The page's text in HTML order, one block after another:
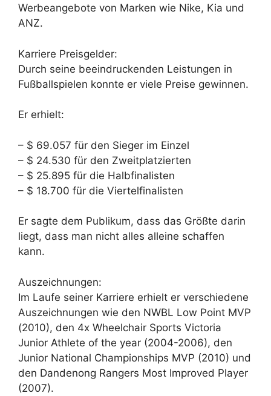
Werbeangebote von Marken wie Nike, Kia und
ANZ.
Karriere Preisgelder:
Durch seine beeindruckenden Leistungen in
Fußballspielen konnte er viele Preise gewinnen.
Er erhielt:
– $ 69.057 für den Sieger im Einzel
– $ 24.530 für den Zweitplatzierten
– $ 25.895 für die Halbfinalisten
– $ 18.700 für die Viertelfinalisten
Er sagte dem Publikum, dass das Größte darin
liegt, dass man nicht alles alleine schaffen
kann.
Auszeichnungen:
Im Laufe seiner Karriere erhielt er verschiedene
Auszeichnungen wie den NWBL Low Point MVP
(2010), den 4x Wheelchair Sports Victoria
Junior Athlete of the year (2004-2006), den
Junior National Championships MVP (2010) und
den Dandenong Rangers Most Improved Player
(2007).